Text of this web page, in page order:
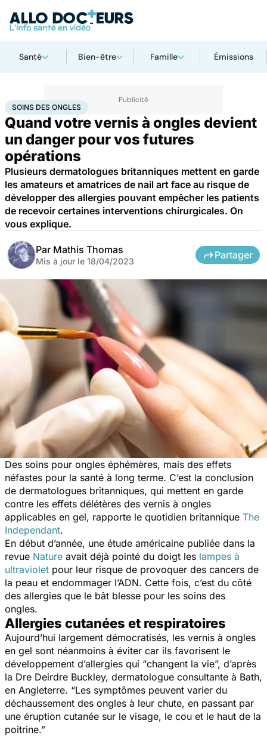
Santé Bien-être Famille Émissions
Accueil SantéMaladies Soins des ongles
SOINS DES ONGLES
Quand votre vernis à ongles devient
un danger pour vos futures
opérations
Plusieurs dermatologues britanniques mettent en garde
les amateurs et amatrices de nail art face au risque de
développer des allergies pouvant empêcher les patients
de recevoir certaines interventions chirurgicales. On
vous explique.
Par Mathis Thomas
Mis à jour le 18/04/2023
Partager
Des soins pour ongles éphémères, mais des effets
néfastes pour la santé à long terme. C’est la conclusion
de dermatologues britanniques, qui mettent en garde
contre les effets délétères des vernis à ongles
applicables en gel, rapporte le quotidien britannique The
Independant.
En début d’année, une étude américaine publiée dans la
revue Nature avait déjà pointé du doigt les lampes à
ultraviolet pour leur risque de provoquer des cancers de
la peau et endommager l’ADN. Cette fois, c’est du côté
des allergies que le bât blesse pour les soins des
ongles.
Allergies cutanées et respiratoires
Aujourd’hui largement démocratisés, les vernis à ongles
en gel sont néanmoins à éviter car ils favorisent le
développement d’allergies qui “changent la vie”, d’après
la Dre Deirdre Buckley, dermatologue consultante à Bath,
en Angleterre. “Les symptômes peuvent varier du
déchaussement des ongles à leur chute, en passant par
une éruption cutanée sur le visage, le cou et le haut de la
poitrine.”